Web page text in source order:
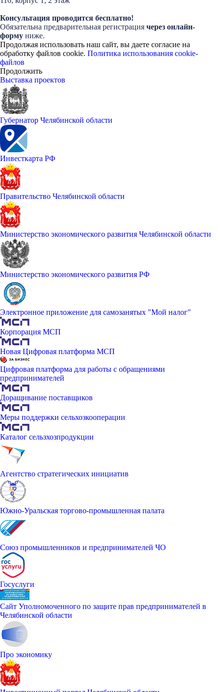
Консультация проводится бесплатно!
Обязательна предварительная регистрация через онлайн-
форму ниже.
Продолжая использовать наш сайт, вы даете согласие на
обработку файлов cookie. Политика использования cookie-
файлов
Продолжить
Выставка проектов
Губернатор Челябинской области
Инвесткарта РФ
Правительство Челябинской области
Министерство экономического развития Челябинской области
Министерство экономического развития РФ
Электронное приложение для самозанятых "Мой налог"
Корпорация МСП
Новая Цифровая платформа МСП
Цифровая платформа для работы с обращениями
предпринимателей
Доращивание поставщиков
Меры поддержки сельхозкооперации
Каталог сельзхозпродукции
Агентство стратегических инициатив
Южно-Уральская торгово-промышленная палата
Союз промышленников и предпринимателей ЧО
Госуслуги
Сайт Уполномоченного по защите прав предпринимателей в
Челябинской области
Про экономику